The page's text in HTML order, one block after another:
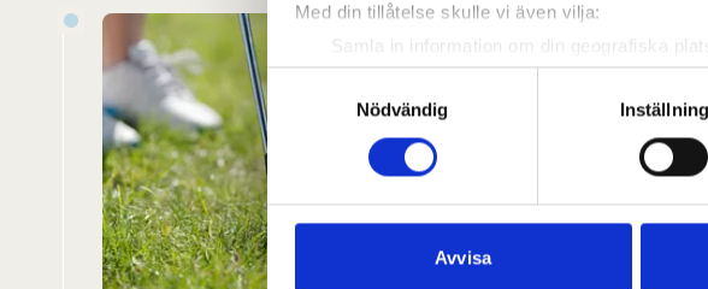
Med din tillåtelse skulle vi även vilja:
Samla in information om din geografiska
Identifiera din enhet genom att aktivt
Ta reda på mer om hur dina personliga
eller dra tillbaka ditt samtycke när som helst från
sociala medier och analysera vår trafik. Vi
till de sociala medier och annons- och
Samtyckesval
Nödvändig
Avvisa
Om touren.
SGF Senior Tour är touren
välpreparerade banor över
stämning och härlig
Läs mer.